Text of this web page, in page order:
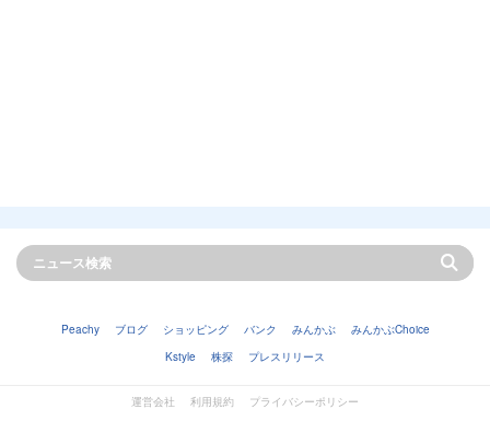
Peachy ブログ ショッピング バンク みんかぶ
みんかぶChoice
Kstyle
株探 プレスリリース
運営会社 利用規約 プライバシーポリシー